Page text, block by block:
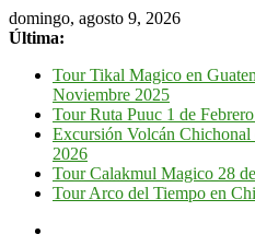
domingo, agosto 9, 2026
Última:
Tour Tikal Magico en
Noviembre 2025
Tour Ruta Puuc 1 de
Excursión Volcán
2026
Tour Calakmul Magico 28
Tour Arco del Tiempo en